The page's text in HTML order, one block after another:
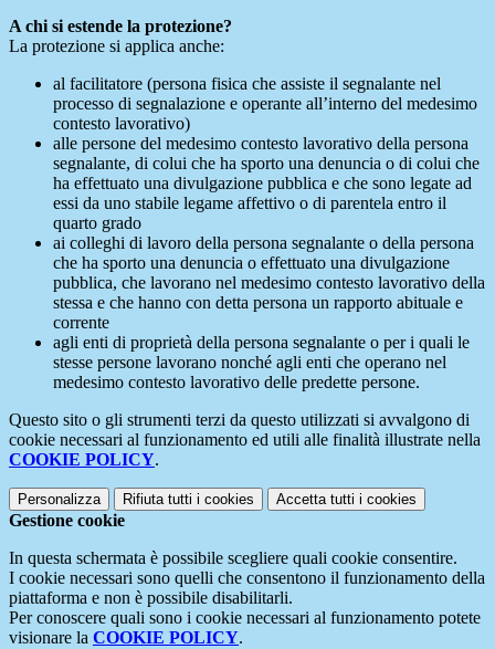
A chi si estende la protezione?
La protezione si applica anche:
al facilitatore (persona fisica che assiste il segnalante nel
processo di segnalazione e operante all’interno del medesimo
contesto lavorativo)
alle persone del medesimo contesto lavorativo della persona
segnalante, di colui che ha sporto una denuncia o di colui che
ha effettuato una divulgazione pubblica e che sono legate ad
essi da uno stabile legame affettivo o di parentela entro il
quarto grado
ai colleghi di lavoro della persona segnalante o della persona
che ha sporto una denuncia o effettuato una divulgazione
pubblica, che lavorano nel medesimo contesto lavorativo della
stessa e che hanno con detta persona un rapporto abituale e
corrente
agli enti di proprietà della persona segnalante o per i quali le
stesse persone lavorano nonché agli enti che operano nel
medesimo contesto lavorativo delle predette persone.
Questo sito o gli strumenti terzi da questo utilizzati si avvalgono di
cookie necessari al funzionamento ed utili alle finalità illustrate nella
COOKIE POLICY.
Personalizza Rifiuta tutti i cookies Accetta tutti i cookies
Gestione cookie
In questa schermata è possibile scegliere quali cookie consentire.
I cookie necessari sono quelli che consentono il funzionamento della
piattaforma e non è possibile disabilitarli.
Per conoscere quali sono i cookie necessari al funzionamento potete
visionare la COOKIE POLICY.